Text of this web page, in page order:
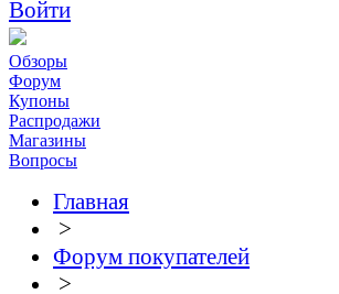
Войти
Обзоры
Форум
Купоны
Распродажи
Магазины
Вопросы
Главная
>
Форум покупателей
>